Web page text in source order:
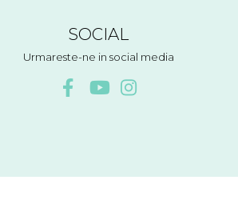
SOCIAL
Urmareste-ne in social media